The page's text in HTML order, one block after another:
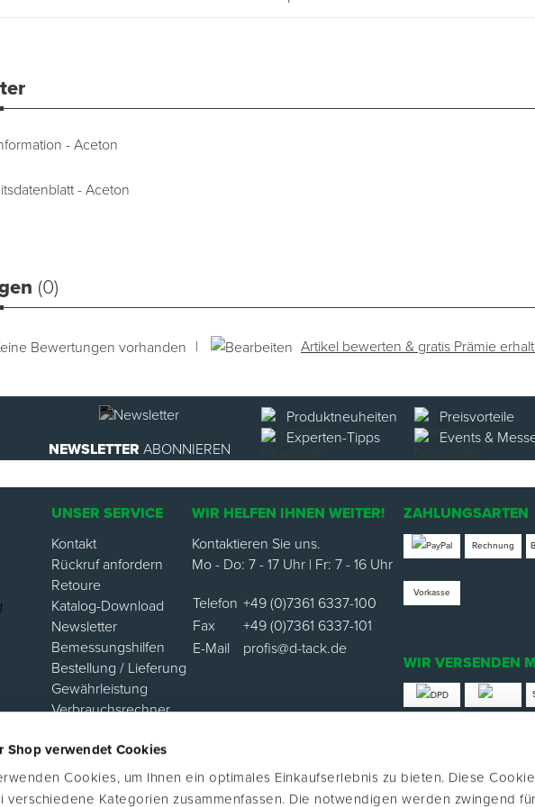
Shop verwendet Cookies
Cookies, um Ihnen ein optimales Einkaufserlebnis zu bieten. Diese
verschiedene Kategorien zusammenfassen. Die notwendigen werden zwingend
- Aceton
- Aceton
(0)
Bewertungen vorhanden | Artikel bewerten & gratis Prämie
NEWSLETTER ABONNIEREN
Produktneuheiten
Preisvorteile
Experten-Tipps
Events &
UNSER SERVICE
Kontakt
Rückruf anfordern
Retoure
Katalog-Download
Newsletter
Bemessungshilfen
Bestellung / Lieferung
Gewährleistung
Verbrauchsrechner
Lieferanten Portal
WIR HELFEN IHNEN WEITER!
Kontaktieren Sie uns.
Mo - Do: 7 - 17 Uhr | Fr: 7 - 16 Uhr
Telefon +49 (0)7361 6337-100
Fax
+49 (0)7361 6337-101
E-Mail
profis@d-tack.de
ZAHLUNGSARTEN
Rechnung
Vorkasse
WIR VERSENDEN
FOLGE UNS